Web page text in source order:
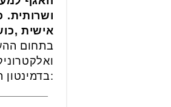
ושרותית.
אישית
בתחום